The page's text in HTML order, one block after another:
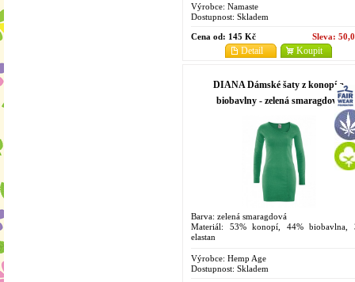
Výrobce: Namaste
Dostupnost: Skladem
Cena od: 145 Kč Sleva:
Koupit
Detail
DIANA Dámské šaty z konopí a
biobavlny - zelená smaragdová
Barva: zelená smaragdová
Materiál: 53% konopí, 44% biobavlna,
elastan
Výrobce: Hemp Age
Dostupnost: Skladem